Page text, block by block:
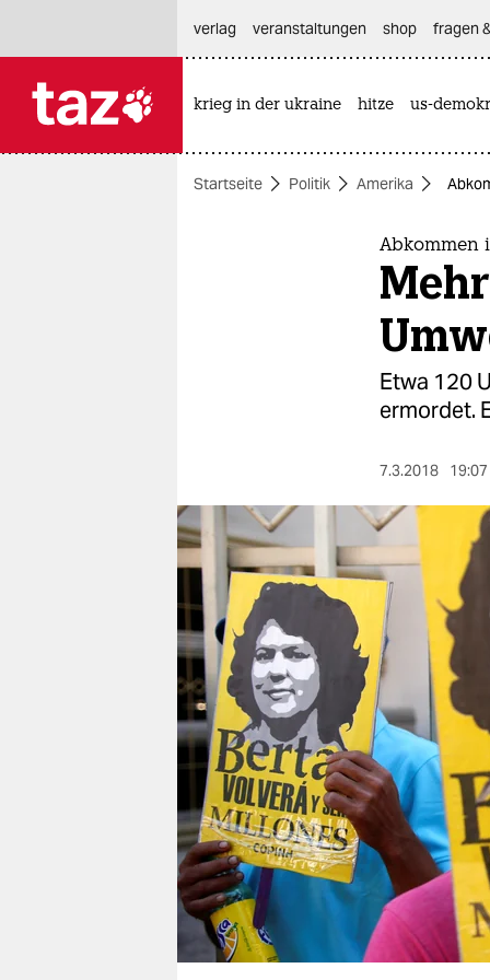
themen
nord
wahrheit
verlag
verlag
veranstaltungen
shop
fragen & hilfe
unterstützen
abo
genossenschaft
verlag
veranstaltungen shop fragen
krieg in der ukraine hitze us-
Startseite Politik Amerika
Abkommen
Etwa 120
ermordet.
7.3.2018